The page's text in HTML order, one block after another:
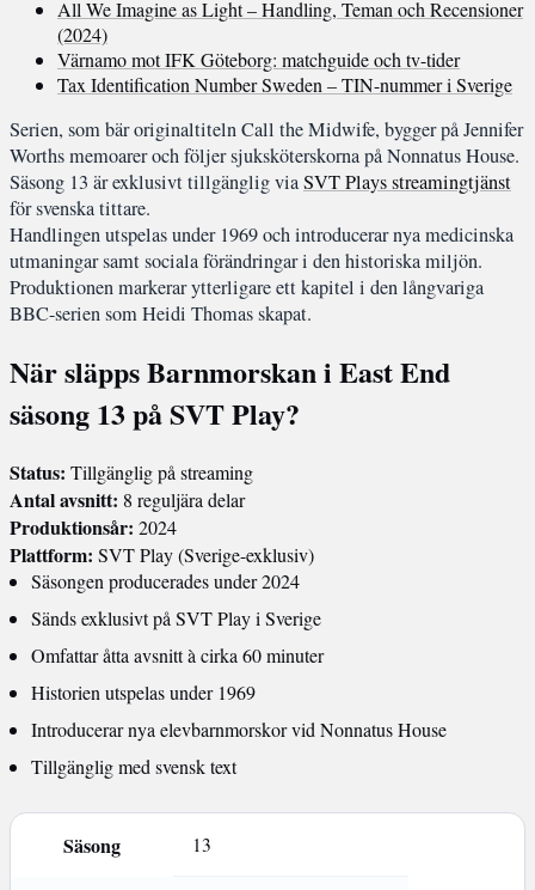
All We Imagine as Light – Handling, Teman och Recensioner
(2024)
Värnamo mot IFK Göteborg: matchguide och tv-tider
Tax Identification Number Sweden – TIN-nummer i Sverige
Serien, som bär originaltiteln Call the Midwife, bygger på Jennifer
Worths memoarer och följer sjuksköterskorna på Nonnatus House.
Säsong 13 är exklusivt tillgänglig viaSVT Plays streamingtjänst
för svenska tittare.
Handlingen utspelas under 1969 och introducerar nya medicinska
utmaningar samt sociala förändringar i den historiska miljön.
Produktionen markerar ytterligare ett kapitel i den långvariga
BBC-serien som Heidi Thomas skapat.
När släpps Barnmorskan i East End
säsong 13 på SVT Play?
Status: Tillgänglig på streaming
Antal avsnitt: 8 reguljära delar
Produktionsår: 2024
Plattform: SVT Play (Sverige-exklusiv)
Säsongen producerades under 2024
Sänds exklusivt på SVT Play i Sverige
Omfattar åtta avsnitt à cirka 60 minuter
Historien utspelas under 1969
Introducerar nya elevbarnmorskor vid Nonnatus House
Tillgänglig med svensk text
Säsong 13